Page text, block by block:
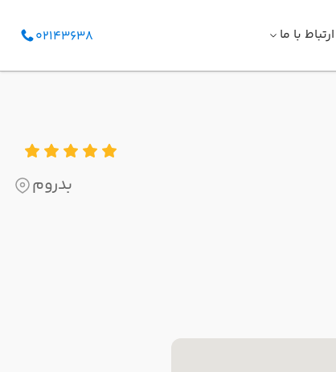
ارتباط با ما 02143638
بدروم